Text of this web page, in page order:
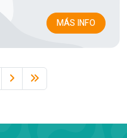
MÁS INFO